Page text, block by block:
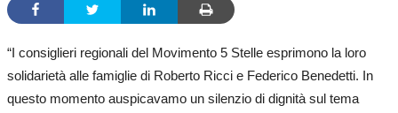
“I consiglieri regionali del Movimento 5 Stelle esprimono la loro
solidarietà alle famiglie di Roberto Ricci e Federico Benedetti. In
questo momento auspicavamo un silenzio di dignità sul tema